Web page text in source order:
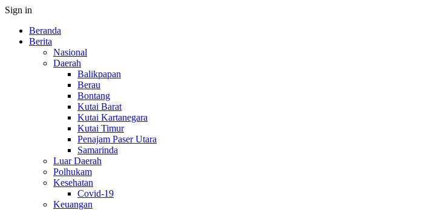
Sign in
Beranda
Berita
Nasional
Daerah
Balikpapan
Berau
Bontang
Kutai Barat
Kutai Kartanegara
Kutai Timur
Penajam Paser Utara
Samarinda
Luar Daerah
Polhukam
Kesehatan
Covid-19
Keuangan